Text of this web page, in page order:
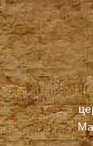
.